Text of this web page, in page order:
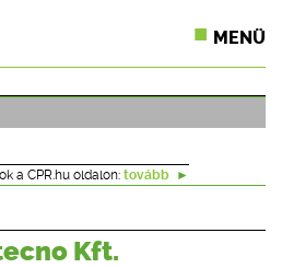
MENÜ
JOG
a CPR.hu oldalon: tovább
Kft.